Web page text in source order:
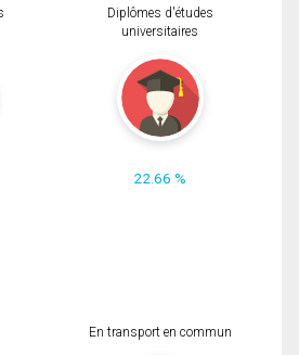
Diplômes d'études
universitaires
22.66 %
En transport en commun